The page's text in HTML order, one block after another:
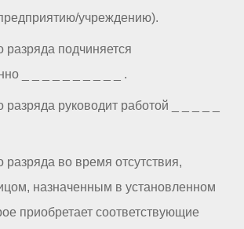
учреждению).
разряда подчиняется
_ _ _ _ _ _ _ _ _ _ .
руководит работой _ _ _ _ _
разряда во время отсутствия,
назначенным в установленном
приобретает соответствующие